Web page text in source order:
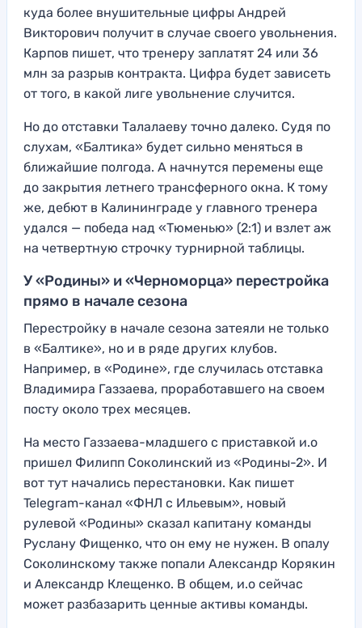
куда более внушительные цифры Андрей
Викторович получит в случае своего увольнения.
Карпов пишет, что тренеру заплатят 24 или 36
млн за разрыв контракта. Цифра будет зависеть
от того, в какой лиге увольнение случится.
Но до отставки Талалаеву точно далеко. Судя по
слухам, «Балтика» будет сильно меняться в
ближайшие полгода. А начнутся перемены еще
до закрытия летнего трансферного окна. К тому
же, дебют в Калининграде у главного тренера
удался — победа над «Тюменью» (2:1) и взлет аж
на четвертную строчку турнирной таблицы.
У «Родины» и «Черноморца» перестройка
прямо в начале сезона
Перестройку в начале сезона затеяли не только
в «Балтике», но и в ряде других клубов.
Например, в «Родине», где случилась отставка
Владимира Газзаева, проработавшего на своем
посту около трех месяцев.
На место Газзаева-младшего с приставкой и.о
пришел Филипп Соколинский из «Родины-2». И
вот тут начались перестановки. Как пишет
Telegram-канал «ФНЛ c Ильевым», новый
рулевой «Родины» сказал капитану команды
Руслану Фищенко, что он ему не нужен. В опалу
Соколинскому также попали Александр Корякин
и Александр Клещенко. В общем, и.о сейчас
может разбазарить ценные активы команды.